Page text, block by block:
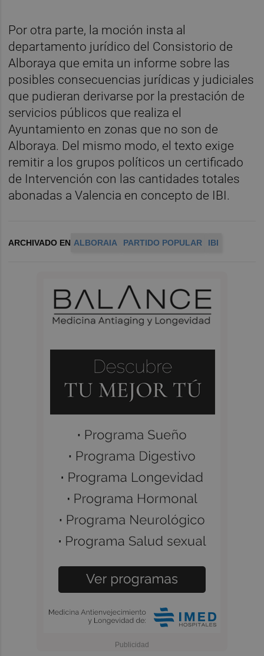
Por otra parte, la moción insta al
departamento jurídico del Consistorio de
Alboraya que emita un informe sobre las
posibles consecuencias jurídicas y judiciales
que pudieran derivarse por la prestación de
servicios públicos que realiza el
Ayuntamiento en zonas que no son de
Alboraya. Del mismo modo, el texto exige
remitir a los grupos políticos un certificado
de Intervención con las cantidades totales
abonadas a Valencia en concepto de IBI.
ARCHIVADO EN ALBORAIA PARTIDO POPULAR IBI